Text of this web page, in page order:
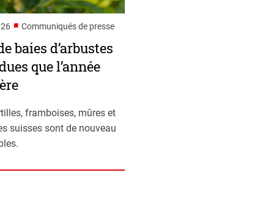
■ Communiqués de presse
baies d’arbustes
que l’année
framboises, mûres et
suisses sont de nouveau